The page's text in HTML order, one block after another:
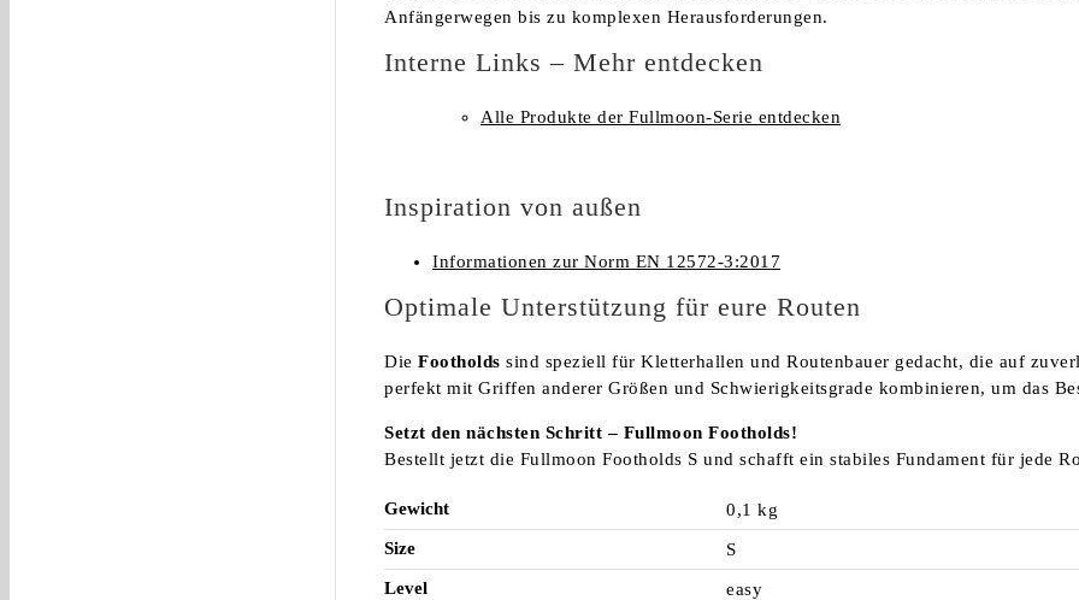
Anfängerwegen bis zu komplexen Herausforderungen.
Interne Links – Mehr entdecken
Alle Produkte der Fullmoon-Serie entdecken
Inspiration von außen
Informationen zur Norm EN 12572-3:2017
Optimale Unterstützung für eure Routen
Die Footholds sind speziell für Kletterhallen und Routenbauer gedacht, die auf
perfekt mit Griffen anderer Größen und Schwierigkeitsgrade kombinieren, um das
Setzt den nächsten Schritt – Fullmoon Footholds!
Bestellt jetzt die Fullmoon Footholds S und schafft ein stabiles Fundament für jede
Gewicht
0,1 kg
Size
S
Level
easy